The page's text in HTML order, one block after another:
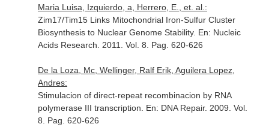
Maria Luisa, Izquierdo, a, Herrero, E., et. al.:
Zim17/Tim15 Links Mitochondrial Iron-Sulfur Cluster
Biosynthesis to Nuclear Genome Stability. En: Nucleic
Acids Research . 2011. Vol. 8. Pag. 620-626
De la Loza, Mc, Wellinger, Ralf Erik, Aguilera Lopez,
Andres:
Stimulacion of direct-repeat recombinacion by RNA
polymerase III transcription. En: DNA Repair. 2009. Vol.
8. Pag. 620-626